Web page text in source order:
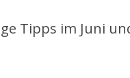
Tipps im Juni